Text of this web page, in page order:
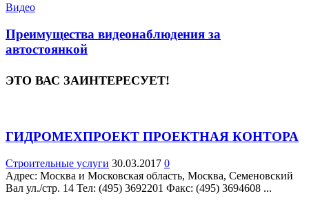
Видео
Преимущества видеонаблюдения за
автостоянкой
ЭТО ВАС ЗАИНТЕРЕСУЕТ!
ГИДРОМЕХПРОЕКТ ПРОЕКТНАЯ КОНТОРА
Строительные услуги 30.03.2017 0
Адрес: Москва и Московская область, Москва, Семеновский
Вал ул./стр. 14 Teл: (495) 3692201 Факс: (495) 3694608 ...